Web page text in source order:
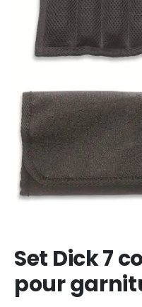
Set Dick 7
pour